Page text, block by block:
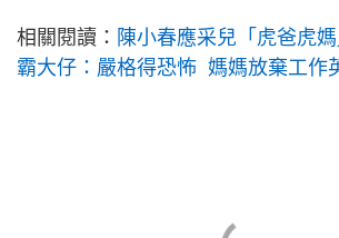
相關閱讀： 陳小春應采兒「虎爸虎
霸大仔：嚴格得恐怖 媽媽放棄工作